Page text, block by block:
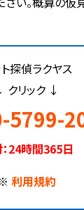
探偵ラクヤス
クリック ↓
24時間365日
利用規約